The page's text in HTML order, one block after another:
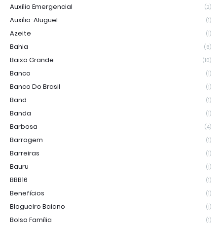
Auxílio Emergencial (2)
Auxílio-Aluguel (1)
Azeite (1)
Bahia (6)
Baixa Grande (10)
Banco (1)
Banco Do Brasil (1)
Band (1)
Banda (1)
Barbosa (4)
Barragem (1)
Barreiras (1)
Bauru (1)
BBB16 (1)
Benefícios (1)
Blogueiro Baiano (1)
Bolsa Família (1)